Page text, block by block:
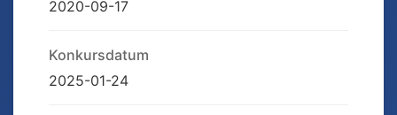
2020-09-17
Konkursdatum
2025-01-24